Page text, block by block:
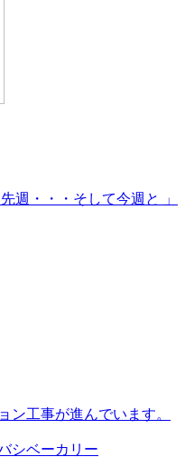
先週・・・そして今週と 」
ン工事が進んでいます。
シベーカリー